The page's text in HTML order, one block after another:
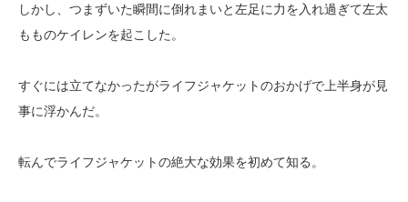
しかし、つまずいた瞬間に倒れまいと左足に力を入れ過ぎて左太
もものケイレンを起こした。
すぐには立てなかったがライフジャケットのおかげで上半身が見
事に浮かんだ。
転んでライフジャケットの絶大な効果を初めて知る。